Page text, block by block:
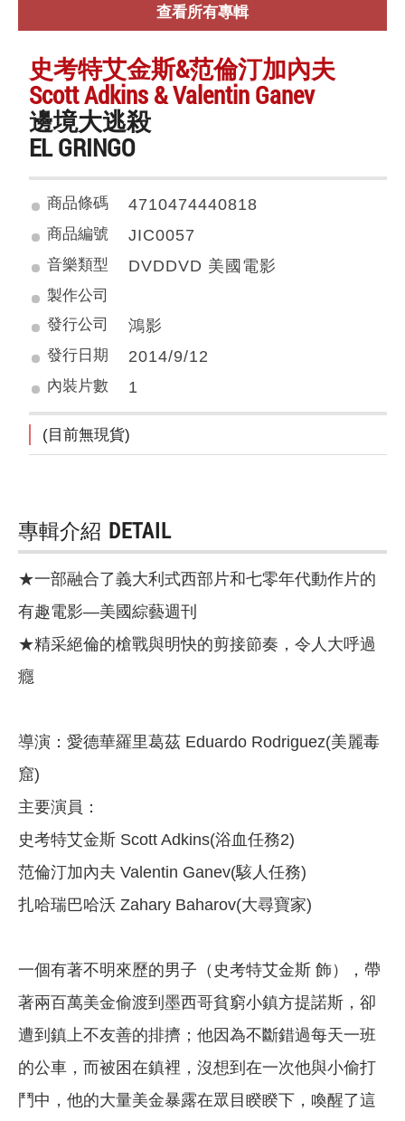
查看所有專輯
史考特艾金斯&范倫汀加內夫
Scott Adkins & Valentin Ganev
邊境大逃殺
EL GRINGO
商品條碼 4710474440818
商品編號 JIC0057
音樂類型 DVDDVD 美國電影
製作公司
發行公司
鴻影
發行日期 2014/9/12
內裝片數 1
(目前無現貨)
專輯介紹 DETAIL
★一部融合了義大利式西部片和七零年代動作片的
有趣電影—美國綜藝週刊
★精采絕倫的槍戰與明快的剪接節奏，令人大呼過
癮
導演：愛德華羅里葛茲 Eduardo Rodriguez(美麗毒
窟)
主要演員：
史考特艾金斯 Scott Adkins(浴血任務2)
范倫汀加內夫 Valentin Ganev(駭人任務)
扎哈瑞巴哈沃 Zahary Baharov(大尋寶家)
一個有著不明來歷的男子（史考特艾金斯 飾），帶
著兩百萬美金偷渡到墨西哥貧窮小鎮方提諾斯，卻
遭到鎮上不友善的排擠；他因為不斷錯過每天一班
的公車，而被困在鎮裡，沒想到在一次他與小偷打
鬥中，他的大量美金暴露在眾目睽睽下，喚醒了這